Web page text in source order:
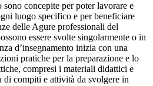
sono concepite per poter lavorare e
luogo specifico e per beneficiare
delle Agure professionali del
essere svolte singolarmente o in
d’insegnamento inizia con una
pratiche per la preparazione e lo
compresi i materiali didattici e
di compiti e attività da svolgere in